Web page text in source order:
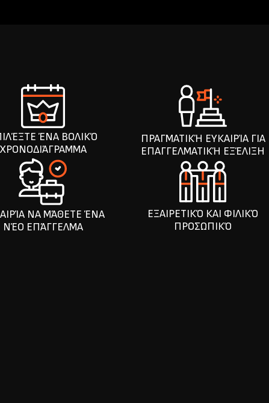
ΈΝΑ ΒΟΛΙΚΌ
ΧΡΟΝΟΔΙΆΓΡΑΜΜΑ
ΠΡΑΓΜΑΤΙΚΉ ΕΥΚΑΙΡΊΑ ΓΙΑ
ΕΠΑΓΓΕΛΜΑΤΙΚΉ ΕΞΈΛΙΞΗ
ΝΑ ΜΆΘΕΤΕ ΈΝΑ
ΝΈΟ ΕΠΆΓΓΕΛΜΑ
ΕΞΑΙΡΕΤΙΚΌ ΚΑΙ ΦΙΛΙΚΌ
ΠΡΟΣΩΠΙΚΌ